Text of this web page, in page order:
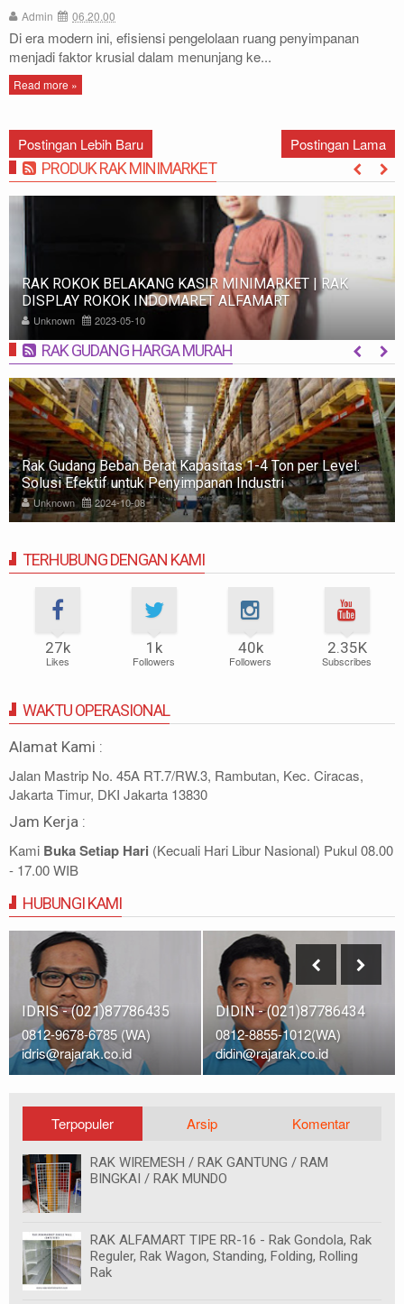
Admin 06.20.00
Di era modern ini, efisiensi pengelolaan ruang penyimpanan
menjadi faktor krusial dalam menunjang ke...
Read more »
Postingan Lebih Baru
Postingan Lama
PRODUK RAK MINIMARKET
MORE
RAK ROKOK BELAKANG KASIR MINIMARKET | RAK
DISPLAY ROKOK INDOMARET ALFAMART
Unknown 2023-05-10
RAK GUDANG HARGA MURAH MORE
Rak Gudang Beban Berat Kapasitas 1-4 Ton per Level:
Solusi Efektif untuk Penyimpanan Industri
Unknown 2024-10-08
TERHUBUNG DENGAN KAMI
27k
Likes
1k
Followers
40k
Followers
2.35K
Subscribes
WAKTU OPERASIONAL
Alamat Kami :
Jalan Mastrip No. 45A RT.7/RW.3, Rambutan, Kec. Ciracas,
Jakarta Timur, DKI Jakarta 13830
Jam Kerja :
Kami Buka Setiap Hari (Kecuali Hari Libur Nasional) Pukul 08.00
- 17.00 WIB
HUBUNGI KAMI
IDRIS - (021)87786435
0812-9678-6785 (WA)
idris@rajarak.co.id
DIDIN - (021)87786434
0812-8855-1012(WA)
didin@rajarak.co.id
Terpopuler Arsip Komentar
RAK WIREMESH / RAK GANTUNG / RAM
BINGKAI / RAK MUNDO
RAK ALFAMART TIPE RR-16 - Rak Gondola, Rak
Reguler, Rak Wagon, Standing, Folding, Rolling
Rak